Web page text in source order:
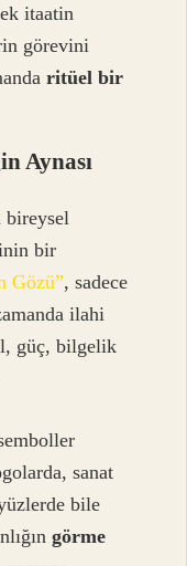
itaatin
görevini
ritüel bir
Aynası
bireysel
bir
Gözü”, sadece
ilahi
güç, bilgelik
sanat
bile
görme